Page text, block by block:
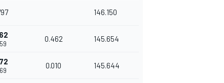
146.150
0.462 145.654
0.010 145.644